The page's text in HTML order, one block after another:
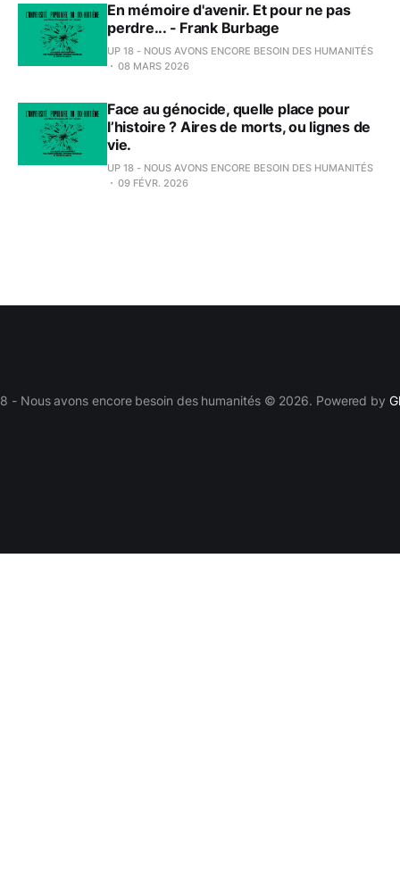
En mémoire d'avenir. Et pour ne pas
perdre... - Frank Burbage
UP 18 - NOUS AVONS ENCORE BESOIN DES HUMANITÉS
08 MARS 2026
Face au génocide, quelle place pour
l’histoire ? Aires de morts, ou lignes de
vie.
UP 18 - NOUS AVONS ENCORE BESOIN DES HUMANITÉS
09 FÉVR. 2026
- Nous avons encore besoin des humanités © 2026. Powered by